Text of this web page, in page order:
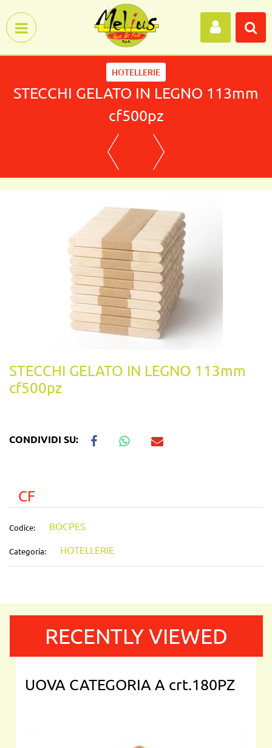
HOTELLERIE
STECCHI GELATO IN LEGNO 113mm
cf500pz
STECCHI GELATO IN LEGNO 113mm
cf500pz
CONDIVIDI SU:
CF
Codice: BOCPES
Categoria: HOTELLERIE
RECENTLY VIEWED
UOVA CATEGORIA A crt.180PZ